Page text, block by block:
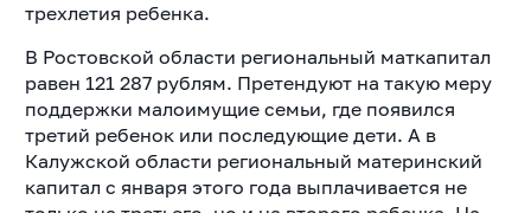
трехлетия ребенка.
В Ростовской области региональный маткапитал
равен 121 287 рублям. Претендуют на такую меру
поддержки малоимущие семьи, где появился
третий ребенок или последующие дети. А в
Калужской области региональный материнский
капитал с января этого года выплачивается не